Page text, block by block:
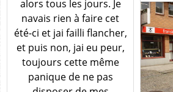
alors tous les jours. Je
navais rien à faire cet
été-ci et jai failli flancher,
et puis non, jai eu peur,
toujours cette même
panique de ne pas